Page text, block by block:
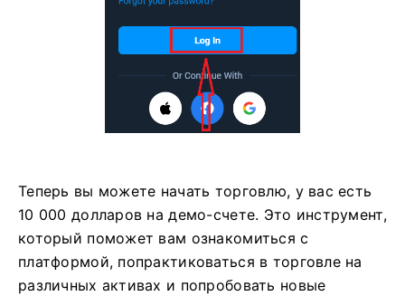
Теперь вы можете начать торговлю, у вас есть
10 000 долларов на демо-счете. Это инструмент,
который поможет вам ознакомиться с
платформой, попрактиковаться в торговле на
различных активах и попробовать новые